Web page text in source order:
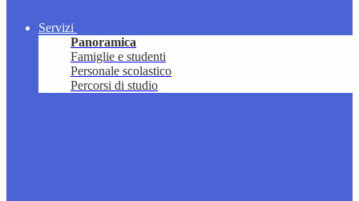
Servizi
Panoramica
Famiglie e studenti
Personale scolastico
Percorsi di studio